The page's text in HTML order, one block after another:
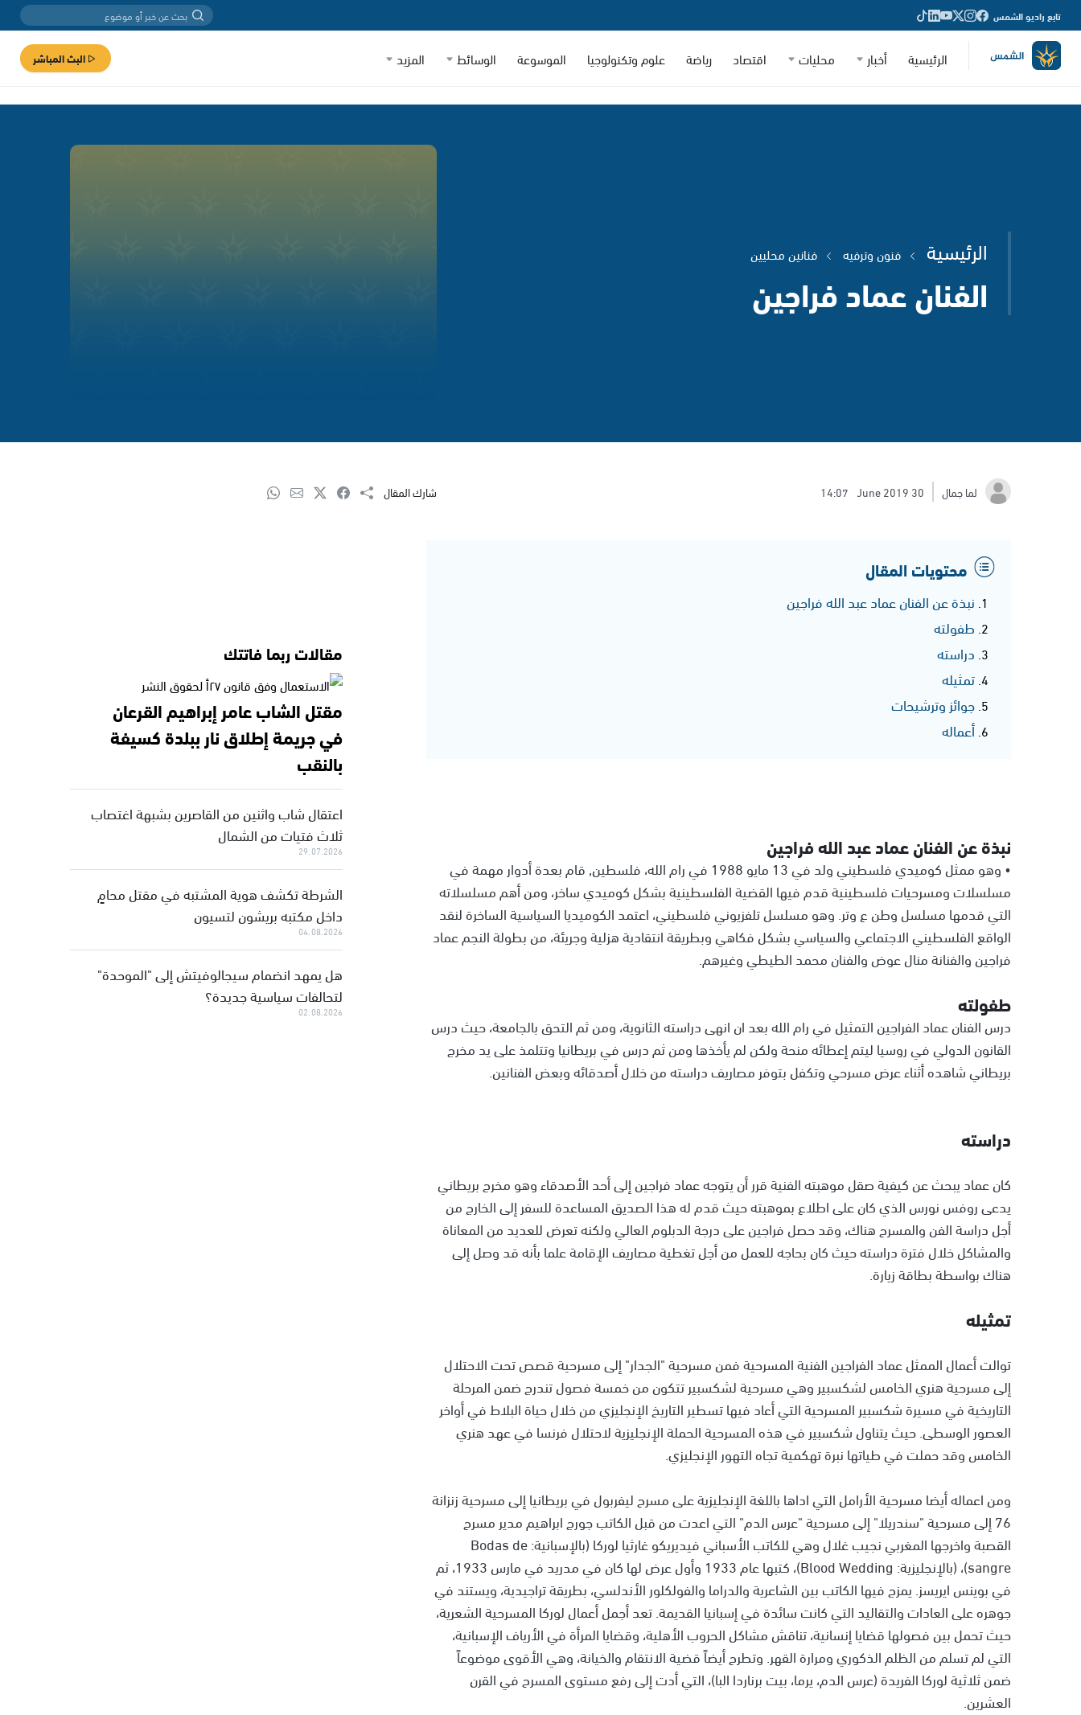
تابع راديو الشمس
الرئيسية أخبار محليات اقتصاد رياضة علوم وتكنولوجيا الموسوعة الوسائط المزيد البث المباشر
الرئيسية فنون وترفيه فنانين محليين
الفنان عماد فراجين
لما جمال 30 June 2019
14:07 شارك المقال
محتويات المقال
نبذة عن الفنان عماد عبد الله فراجين
طفولته
دراسته
تمثيله
جوائز وترشيحات
أعماله
نبذة عن الفنان عماد عبد الله فراجين
• وهو ممثل كوميدي فلسطيني ولد في 13 مايو 1988 في رام الله، فلسطين, قام بعدة أدوار مهمة في
مسلسلات ومسرحيات فلسطينية قدم فيها القضية الفلسطينية بشكل كوميدي ساخر، ومن أهم مسلسلاته
التي قدمها مسلسل وطن ع وتر. وهو مسلسل تلفزيوني فلسطيني، اعتمد الكوميديا السياسية الساخرة لنقد
الواقع الفلسطيني الاجتماعي والسياسي بشكل فكاهي وبطريقة انتقادية هزلية وجريئة، من بطولة النجم عماد
فراجين والفنانة منال عوض والفنان محمد الطيطي وغيرهم.
طفولته
درس الفنان عماد الفراجين التمثيل في رام الله بعد ان انهى دراسته الثانوية، ومن ثم التحق بالجامعة، حيث درس
القانون الدولي في روسيا ليتم إعطائه منحة ولكن لم يأخذها ومن ثم درس في بريطانيا وتتلمذ على يد مخرج
بريطاني شاهده أثناء عرض مسرحي وتكفل بتوفر مصاريف دراسته من خلال أصدقائه وبعض الفنانين.
دراسته
كان عماد يبحث عن كيفية صقل موهبته الفنية قرر أن يتوجه عماد فراجين إلى أحد الأصدقاء وهو مخرج بريطاني
يدعى روفس نورس الذي كان على اطلاع بموهبته حيث قدم له هذا الصديق المساعدة للسفر إلى الخارج من
أجل دراسة الفن والمسرح هناك، وقد حصل فراجين على درجة الدبلوم العالي ولكنه تعرض للعديد من المعاناة
والمشاكل خلال فترة دراسته حيث كان بحاجه للعمل من أجل تغطية مصاريف الإقامة علما بأنه قد وصل إلى
هناك بواسطة بطاقة زيارة.
تمثيله
توالت أعمال الممثل عماد الفراجين الفنية المسرحية فمن مسرحية "الجدار" إلى مسرحية قصص تحت الاحتلال
إلى مسرحية هنري الخامس لشكسبير وهي مسرحية لشكسبير تتكون من خمسة فصول تندرج ضمن المرحلة
التاريخية في مسيرة شكسبير المسرحية التي أعاد فيها تسطير التاريخ الإنجليزي من خلال حياة البلاط في أواخر
العصور الوسطى. حيث يتناول شكسبير في هذه المسرحية الحملة الإنجليزية لاحتلال فرنسا في عهد هنري
الخامس وقد حملت في طياتها نبرة تهكمية تجاه التهور الإنجليزي.
ومن اعماله أيضا مسرحية الأرامل التي اداها باللغة الإنجليزية على مسرح ليفربول في بريطانيا إلى مسرحية زنزانة
76 إلى مسرحية "سندريلا" إلى مسرحية "عرس الدم" التي اعدت من قبل الكاتب جورج ابراهيم مدير مسرح
القصبة واخرجها المغربي نجيب غلال وهي للكاتب الأسباني فيديريكو غارثيا لوركا (بالإسبانية: Bodas de
sangre)، (بالإنجليزية: Blood Wedding)، كتبها عام 1933 وأول عرض لها كان في مدريد في مارس 1933، ثم
في بوينس ايريسز. يمزج فيها الكاتب بين الشاعرية والدراما والفولكلور الأندلسي، بطريقة تراجيدية، ويستند في
جوهره على العادات والتقاليد التي كانت سائدة في إسبانيا القديمة. تعد أجمل أعمال لوركا المسرحية الشعرية،
حيث تحمل بين فصولها قضايا إنسانية، تناقش مشاكل الحروب الأهلية، وقضايا المرأة في الأرياف الإسبانية،
التي لم تسلم من الظلم الذكوري ومرارة القهر. وتطرح أيضاً قضية الانتقام والخيانة، وهي الأقوى موضوعاً
ضمن ثلاثية لوركا الفريدة (عرس الدم، يرما، بيت برناردا البا)، التي أدت إلى رفع مستوى المسرح في القرن
العشرين.
مقالات ربما فاتتك
مقتل الشاب عامر إبراهيم القرعان
في جريمة إطلاق نار ببلدة كسيفة
بالنقب
اعتقال شاب واثنين من القاصرين بشبهة اغتصاب
ثلاث فتيات من الشمال
29.07.2026
الشرطة تكشف هوية المشتبه في مقتل محامٍ
داخل مكتبه بريشون لتسيون
04.08.2026
هل يمهد انضمام سيجالوفيتش إلى "الموحدة"
لتحالفات سياسية جديدة؟
02.08.2026